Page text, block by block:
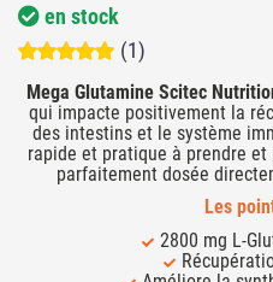
(1)
Mega Glutamine Scitec
qui impacte positivement la
des intestins et le système
rapide et pratique à prendre
parfaitement dosée
Les
2800 mg L-
en stock